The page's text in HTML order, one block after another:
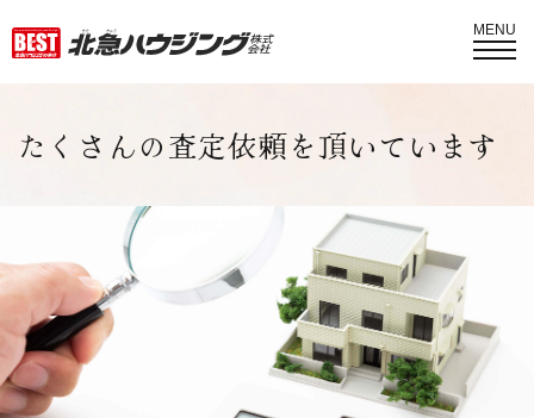
MENU
たくさんの査定依頼を頂いています